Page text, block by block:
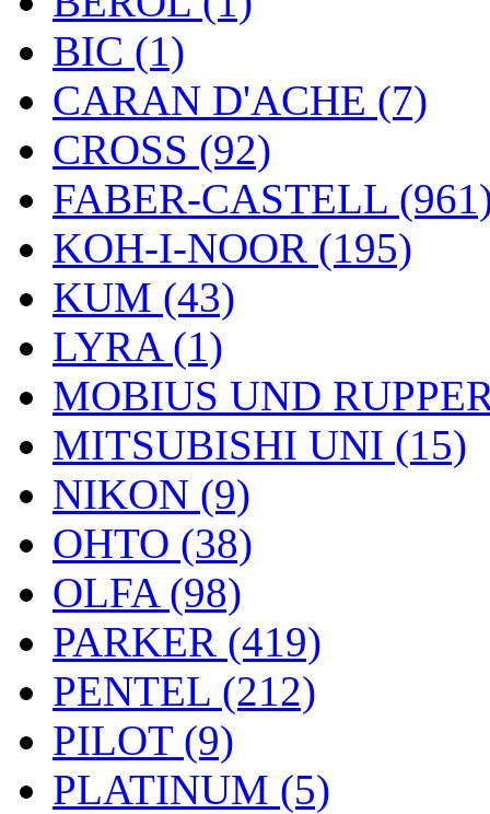
BIC (1)
CARAN D'ACHE (7)
CROSS (92)
FABER-CASTELL
KOH-I-NOOR (195)
KUM (43)
LYRA (1)
MOBIUS UND
MITSUBISHI UNI (15)
NIKON (9)
OHTO (38)
OLFA (98)
PARKER (419)
PENTEL (212)
PILOT (9)
PLATINUM (5)